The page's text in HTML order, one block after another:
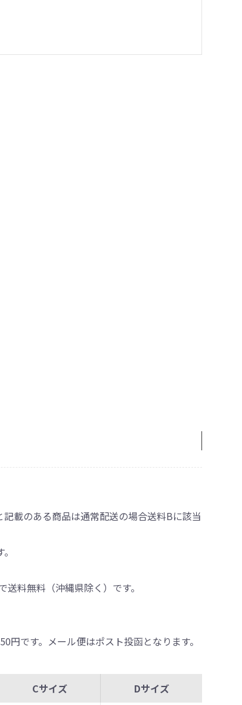
載のある商品は通常配送の場合送料Bに該当
料無料（沖縄県除く）です。
です。メール便はポスト投函となります。
Cサイズ
Dサイズ